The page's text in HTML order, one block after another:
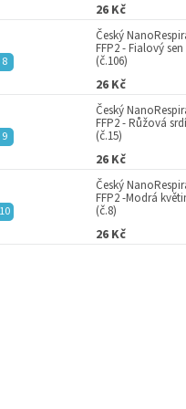
26 Kč
Český
FFP2 - Fialový sen
(č.106)
26 Kč
Český
FFP2 - Růžová
(č.15)
26 Kč
Český
FFP2 -Modrá
(č.8)
26 Kč